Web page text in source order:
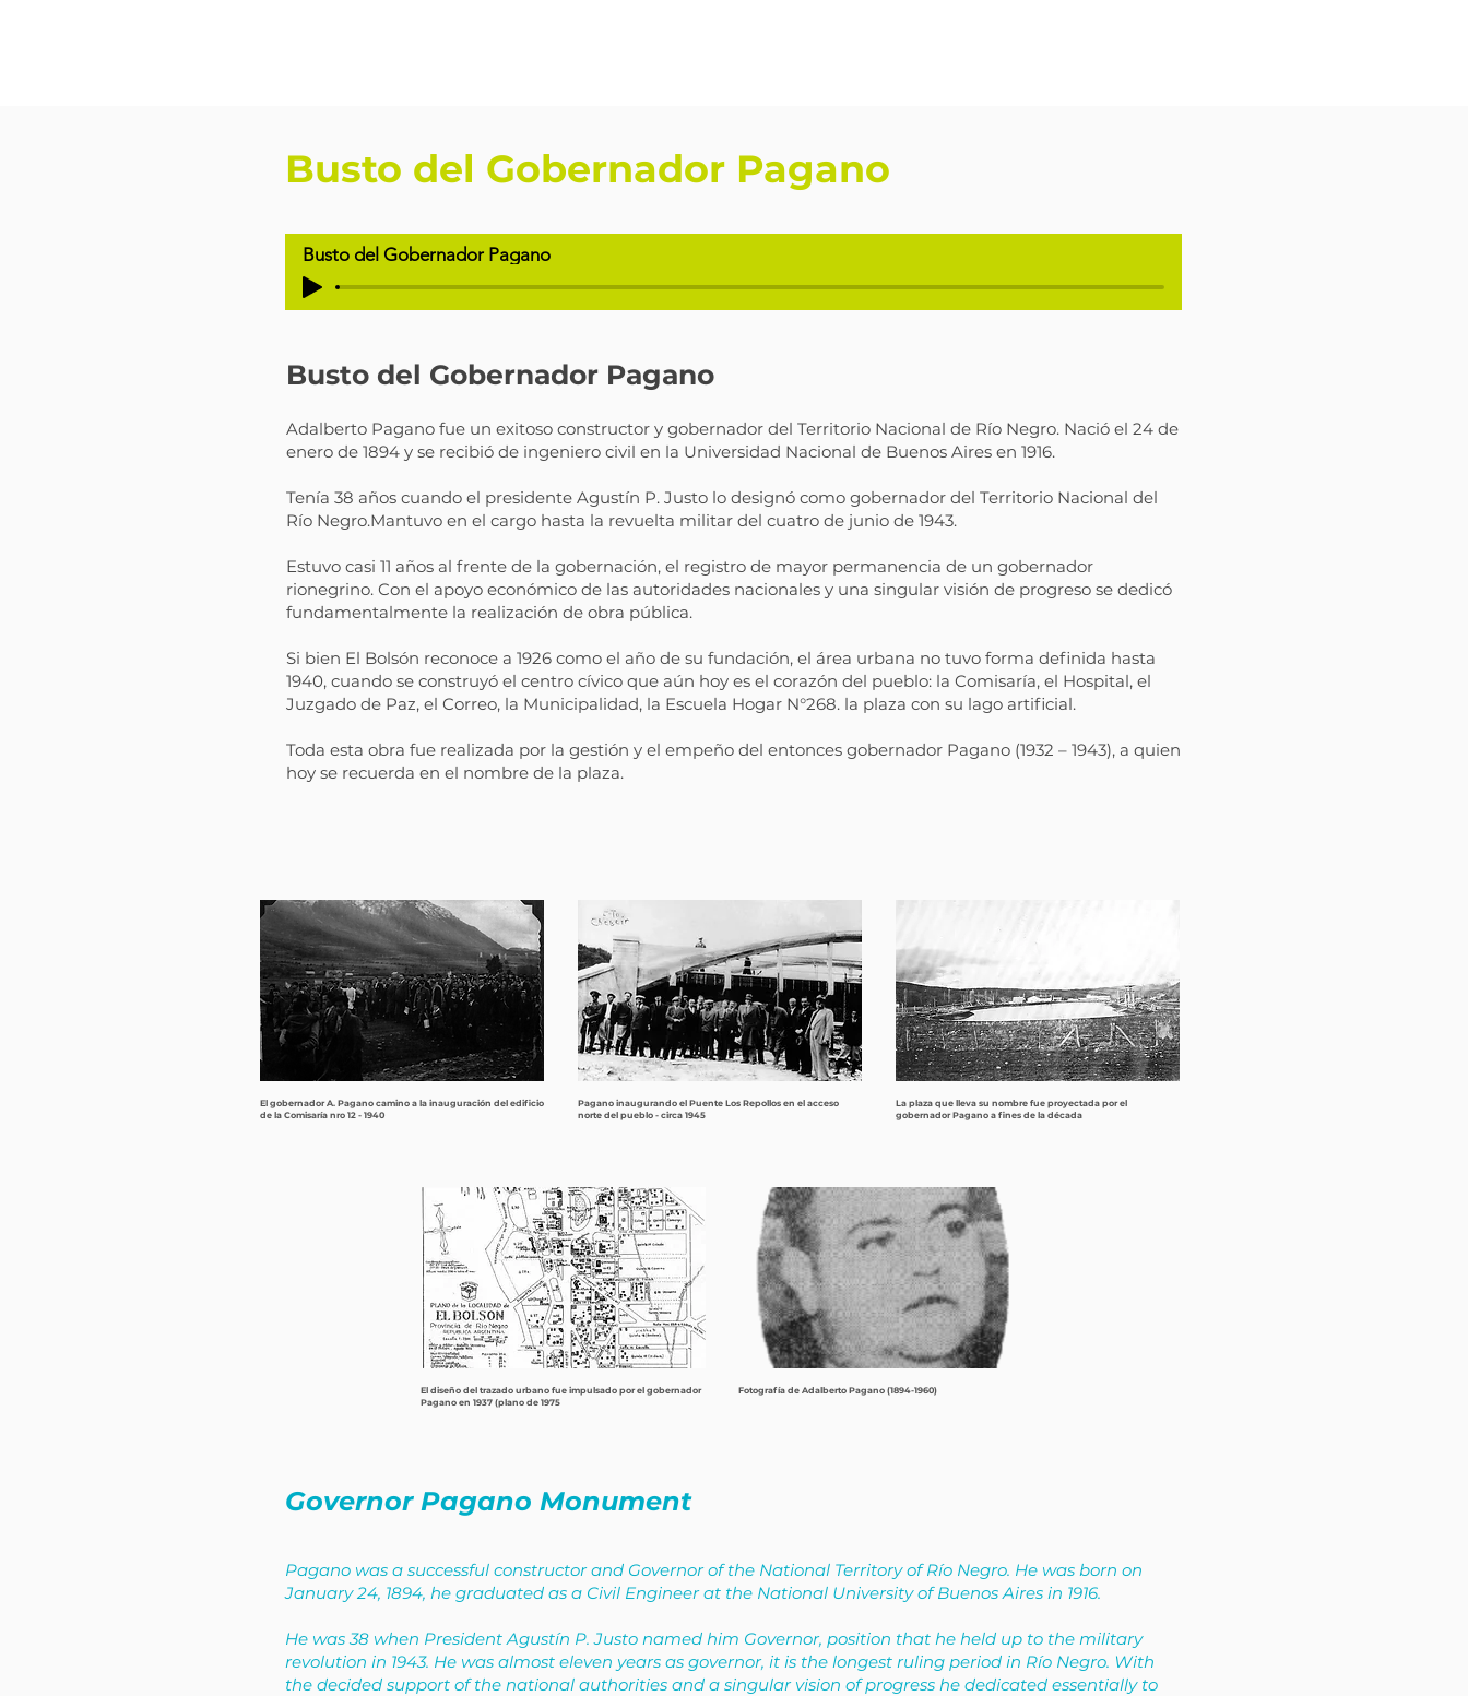
Busto del Gobernador Pagano
Busto del Gobernador Pagano
Busto del Gobernador Pagano
Adalberto Pagano fue un exitoso constructor y gobernador del Territorio Nacional de Río Negro. Nació el 24 de
enero de 1894 y se recibió de ingeniero civil en la Universidad Nacional de Buenos Aires en 1916.
Tenía 38 años cuando el presidente Agustín P. Justo lo designó como gobernador del Territorio Nacional del
Río Negro.Mantuvo en el cargo hasta la revuelta militar del cuatro de junio de 1943.
Estuvo casi 11 años al frente de la gobernación, el registro de mayor permanencia de un gobernador
rionegrino. Con el apoyo económico de las autoridades nacionales y una singular visión de progreso se dedicó
fundamentalmente la realización de obra pública.
Si bien El Bolsón reconoce a 1926 como el año de su fundación, el área urbana no tuvo forma definida hasta
1940, cuando se construyó el centro cívico que aún hoy es el corazón del pueblo: la Comisaría, el Hospital, el
Juzgado de Paz, el Correo, la Municipalidad, la Escuela Hogar N°268. la plaza con su lago artificial.
Toda esta obra fue realizada por la gestión y el empeño del entonces gobernador Pagano (1932 – 1943), a quien
hoy se recuerda en el nombre de la plaza.
El gobernador A. Pagano camino a la inauguración del edificio
de la Comisaría nro 12 - 1940
Pagano inaugurando el Puente Los Repollos en el acceso
norte del pueblo - circa 1945
La plaza que lleva su nombre fue proyectada por el
gobernador Pagano a fines de la década
El diseño del trazado urbano fue impulsado por el gobernador
Pagano en 1937 (plano de 1975
Fotografía de Adalberto Pagano (1894-1960)
Governor Pagano Monument
Pagano was a successful constructor and Governor of the National Territory of Río Negro. He was born on
January 24, 1894, he graduated as a Civil Engineer at the National University of Buenos Aires in 1916.
He was 38 when President Agustín P. Justo named him Governor, position that he held up to the military
revolution in 1943. He was almost eleven years as governor, it is the longest ruling period in Río Negro. With
the decided support of the national authorities and a singular vision of progress he dedicated essentially to